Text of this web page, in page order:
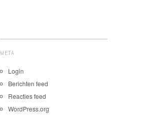
META
Login
Berichten feed
Reacties feed
WordPress.org